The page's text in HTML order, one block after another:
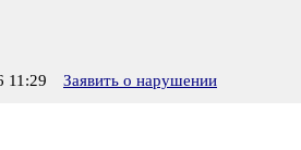
11:29 Заявить о нарушении